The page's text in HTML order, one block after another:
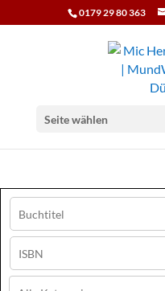
0179 29 80 363
Seite wählen